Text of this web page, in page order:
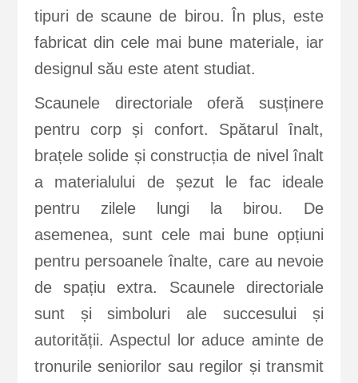
tipuri de scaune de birou. În plus, este
fabricat din cele mai bune materiale, iar
designul său este atent studiat.
Scaunele directoriale oferă susținere
pentru corp și confort. Spătarul înalt,
brațele solide și construcția de nivel înalt
a materialului de șezut le fac ideale
pentru zilele lungi la birou. De
asemenea, sunt cele mai bune opțiuni
pentru persoanele înalte, care au nevoie
de spațiu extra. Scaunele directoriale
sunt și simboluri ale succesului și
autorității. Aspectul lor aduce aminte de
tronurile seniorilor sau regilor și transmit